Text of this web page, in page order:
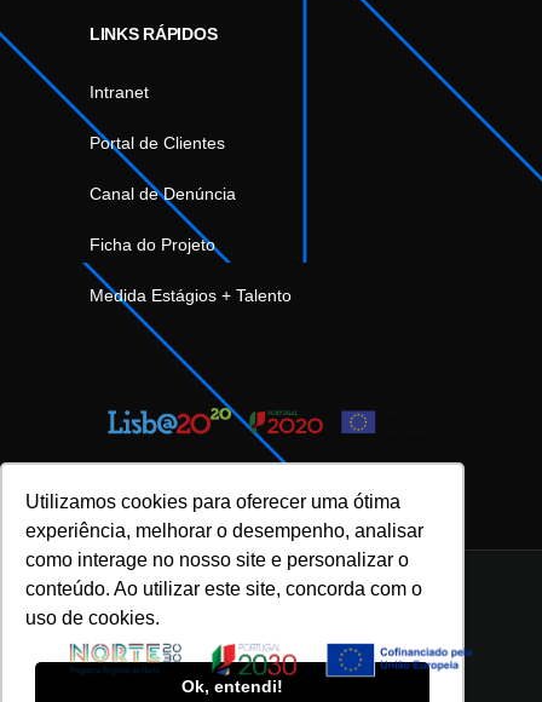
Utilizamos cookies para oferecer uma ótima
experiência, melhorar o desempenho, analisar
como interage no nosso site e personalizar o
conteúdo. Ao utilizar este site, concorda com o
uso de cookies.
Ok, entendi!
LINKS RÁPIDOS
Intranet
Portal de Clientes
Canal de Denúncia
Ficha do Projeto
Medida Estágios + Talento
INOVFLOW Business Solutions © 2023 |
Política de Privacidade e Proteção de Dados
|